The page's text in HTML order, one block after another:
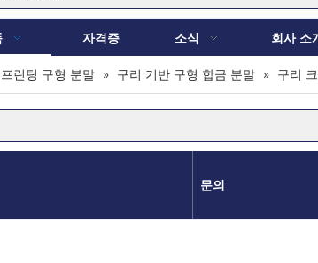
자격증 소식 회사 소
린팅 구형 분말 » 구리 기반 구형 합금 분말 » 구리
문의